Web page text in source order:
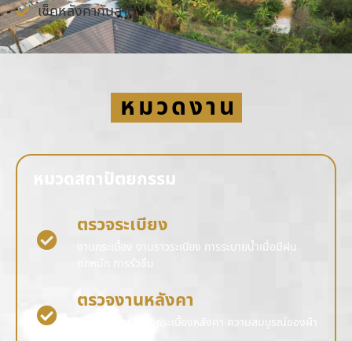
เช็คหลังคากันสาด
หมวดงาน
หมวดสถาปัตยกรรม
ตรวจระเบียง
งานกระเบื้อง งานราวระเบียง การระบายน้ำเมื่อมีฝน
ตรวจงานหลังคา
ความสมบูรณ์ของกระเบื้องหลังคา ความสมบูรณ์ของผ้า